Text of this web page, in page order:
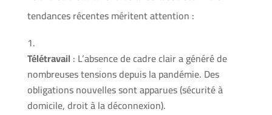
tendances récentes méritent attention :
Télétravail : L’absence de cadre clair a généré de
nombreuses tensions depuis la pandémie. Des
obligations nouvelles sont apparues (sécurité à
domicile, droit à la déconnexion).